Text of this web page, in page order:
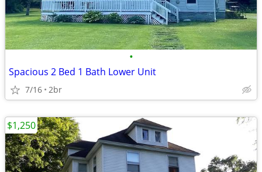
•
Spacious 2 Bed 1 Bath Lower Unit
7/16 2br
$1,250